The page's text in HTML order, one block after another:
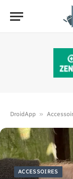
DroidApp »
ACCESSOIRES